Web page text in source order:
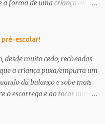
a forma de uma criança olhar
de respeitar os seus
seus afetos tanto com as
curricular de sala ano
a encontrar dias
o outro, enfim, cada um dá-
pré-escolar!
desde muito cedo, recheadas
a criança puxa/empurra um
dá balanço e sobe mais
o escorrega e ao tocar num